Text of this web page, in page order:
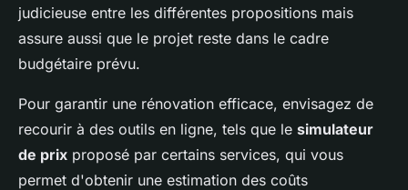
judicieuse entre les différentes propositions mais
assure aussi que le projet reste dans le cadre
budgétaire prévu.
Pour garantir une rénovation efficace, envisagez de
recourir à des outils en ligne, tels que le simulateur
de prix proposé par certains services, qui vous
permet d'obtenir une estimation des coûts